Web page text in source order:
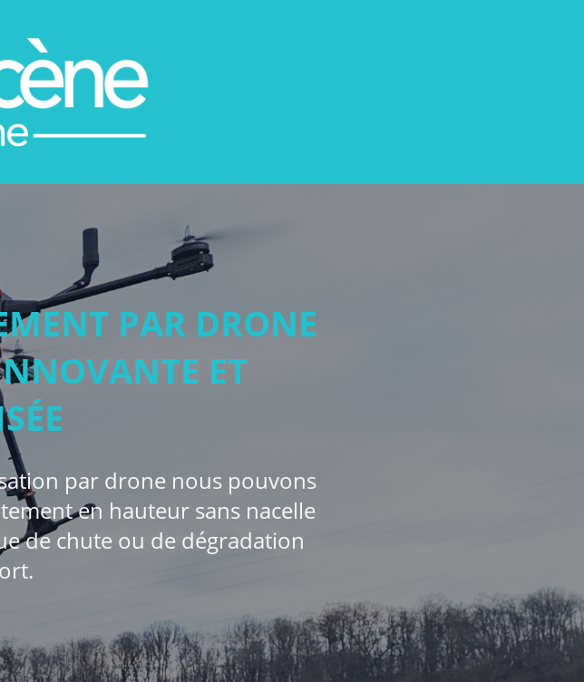
PAR DRONE
ET
par drone nous pouvons
en hauteur sans nacelle
de chute ou de dégradation